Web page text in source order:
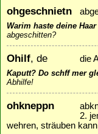
ohgeschnietn
Warim haste deine
abgeschitten?
Ohilf, de die
Kaputt? Do schff mer
Abhilfe!
ohkneppn
2.
wehren, sträuben